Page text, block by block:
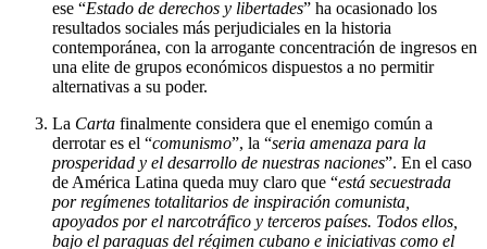
ese “Estado de derechos y libertades” ha ocasionado los
resultados sociales más perjudiciales en la historia
contemporánea, con la arrogante concentración de ingresos en
una elite de grupos económicos dispuestos a no permitir
alternativas a su poder.
La Carta finalmente considera que el enemigo común a
derrotar es el “comunismo”, la “seria amenaza para la
prosperidad y el desarrollo de nuestras naciones”. En el caso
de América Latina queda muy claro que “está secuestrada
por regímenes totalitarios de inspiración comunista,
apoyados por el narcotráfico y terceros países. Todos ellos,
bajo el paraguas del régimen cubano e iniciativas como el